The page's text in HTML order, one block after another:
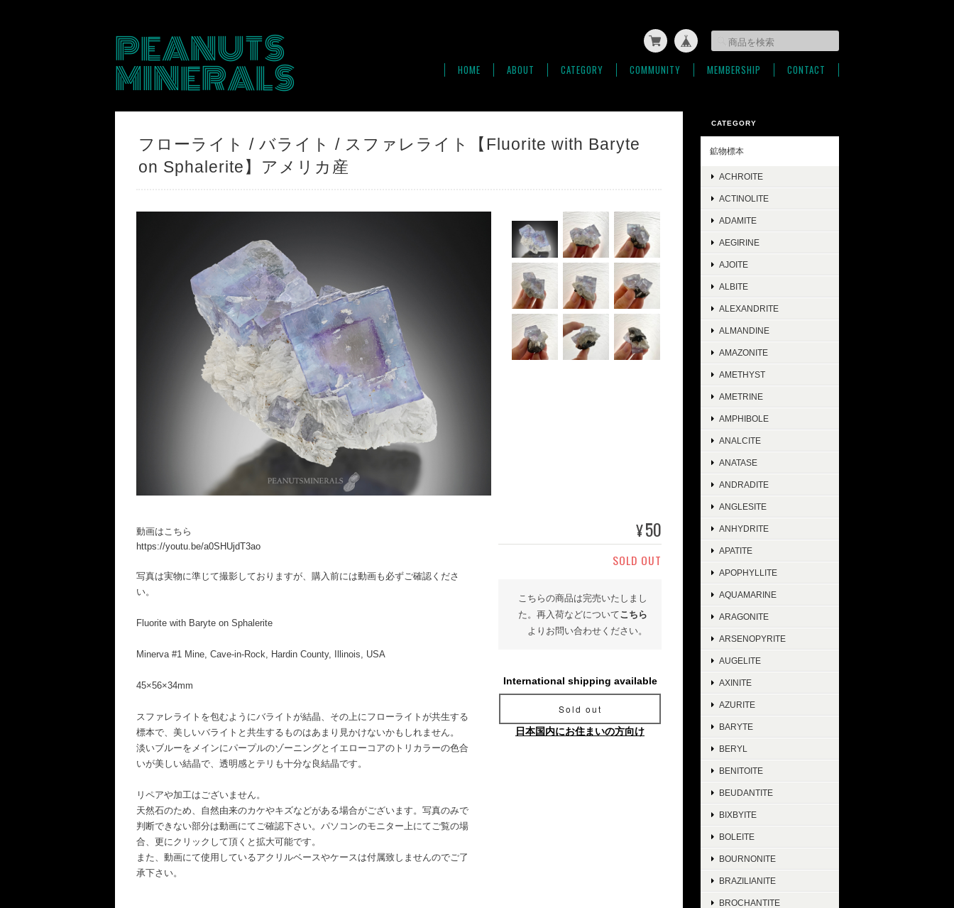
PEANUTS
MINERALS HOME ABOUT CATEGORY COMMUNITY MEMBERSHIP CONTACT
フローライト / バライト / スファレライト【Fluorite with Baryte
on Sphalerite】アメリカ産
動画はこちら
https://youtu.be/a0SHUjdT3ao
写真は実物に準じて撮影しておりますが、購入前には動画も必ずご確認くださ
い。
Fluorite with Baryte on Sphalerite
Minerva #1 Mine, Cave-in-Rock, Hardin County, Illinois, USA
45×56×34mm
スファレライトを包むようにバライトが結晶、その上にフローライトが共生する
標本で、美しいバライトと共生するものはあまり見かけないかもしれません。
淡いブルーをメインにパープルのゾーニングとイエローコアのトリカラーの色合
いが美しい結晶で、透明感とテリも十分な良結晶です。
リペアや加工はございません。
天然石のため、自然由来のカケやキズなどがある場合がございます。写真のみで
判断できない部分は動画にてご確認下さい。パソコンのモニター上にてご覧の場
合、更にクリックして頂くと拡大可能です。
また、動画にて使用しているアクリルベースやケースは付属致しませんのでご了
承下さい。
¥50
SOLD OUT
こちらの商品は完売いたしまし
た。再入荷などについてこちら
よりお問い合わせください。
International shipping available
Sold out
日本国内にお住まいの方向け
CATEGORY
鉱物標本
ACHROITE
ACTINOLITE
ADAMITE
AEGIRINE
AJOITE
ALBITE
ALEXANDRITE
ALMANDINE
AMAZONITE
AMETHYST
AMETRINE
AMPHIBOLE
ANALCITE
ANATASE
ANDRADITE
ANGLESITE
ANHYDRITE
APATITE
APOPHYLLITE
AQUAMARINE
ARAGONITE
ARSENOPYRITE
AUGELITE
AXINITE
AZURITE
BARYTE
BERYL
BENITOITE
BEUDANTITE
BIXBYITE
BOLEITE
BOURNONITE
BRAZILIANITE
BROCHANTITE